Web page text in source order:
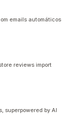
emails automáticos
reviews import
superpowered by AI